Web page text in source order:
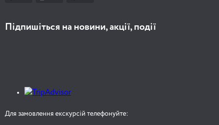
Підпишіться на новини, акції, події
Для замовлення екскурсій телефонуйте: